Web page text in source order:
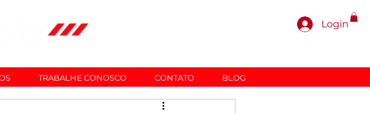
Login
TRABALHE CONOSCO CONTATO BLOG